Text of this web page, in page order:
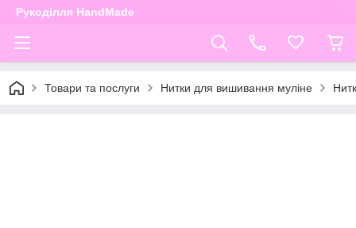
Рукоділля HandMade
Товари та послуги Нитки для вишивання муліне